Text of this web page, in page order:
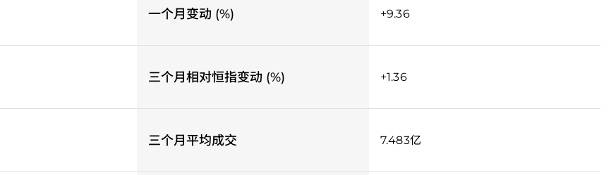
一个月变动 (%) +9.36
三个月相对恒指变动 (%) +1.36
三个月平均成交 7.483亿